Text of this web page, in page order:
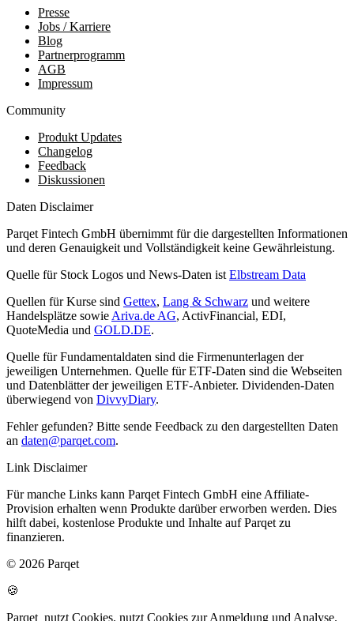
Presse
Jobs / Karriere
Blog
Partnerprogramm
AGB
Impressum
Community
Produkt Updates
Changelog
Feedback
Diskussionen
Daten Disclaimer
Parqet Fintech GmbH übernimmt für die dargestellten Informationen
und deren Genauigkeit und Vollständigkeit keine Gewährleistung.
Quelle für Stock Logos und News-Daten istElbstream Data
Quellen für Kurse sind Gettex, Lang & Schwarz und weitere
Handelsplätze sowieAriva.de AG, ActivFinancial, EDI,
QuoteMedia und GOLD.DE.
Quelle für Fundamentaldaten sind die Firmenunterlagen der
jeweiligen Unternehmen. Quelle für ETF-Daten sind die Webseiten
und Datenblätter der jeweiligen ETF-Anbieter. Dividenden-Daten
überwiegend von DivvyDiary.
Fehler gefunden? Bitte sende Feedback zu den dargestellten Daten
an daten@parqet.com.
Link Disclaimer
Für manche Links kann Parqet Fintech GmbH eine Affiliate-
Provision erhalten wenn Produkte darüber erworben werden. Dies
hilft dabei, kostenlose Produkte und Inhalte auf Parqet zu
finanzieren.
© 2026 Parqet
🍪
Parqet nutzt Cookies. nutzt Cookies zur Anmeldung und Analyse.